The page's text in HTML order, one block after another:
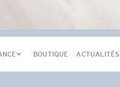
BOUTIQUE ACTUALITÉS